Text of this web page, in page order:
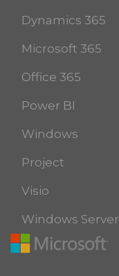
Dynamics 365
Microsoft 365
Office 365
Power BI
Windows
Project
Visio
Windows Server